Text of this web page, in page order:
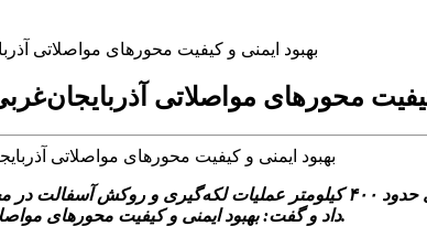
بهبود ایمنی و کیفیت محورهای مواصلاتی
محورهای مواصلاتی
آرازآذربایجان-ذربایجان غربی رئیس اداره نگهداری راه‌های اداره‌کل راهداری و حمل‌ونقل جاده‌ای آذربایجان غربی از اجرای حدود
داد و گفت: بهبود ایمنی و کیفیت محورهای مواصلاتی استان در اولویت است.